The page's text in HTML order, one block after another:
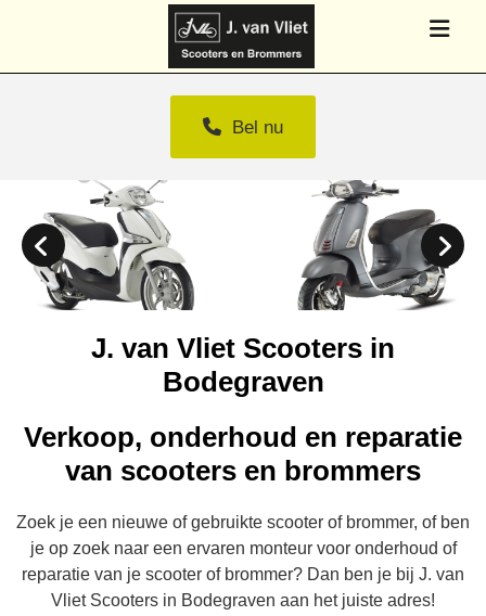
Bel nu
J. van Vliet Scooters in
Bodegraven
Verkoop, onderhoud en reparatie
van scooters en brommers
Zoek je een nieuwe of gebruikte scooter of brommer, of ben
je op zoek naar een ervaren monteur voor onderhoud of
reparatie van je scooter of brommer? Dan ben je bij J. van
Vliet Scooters in Bodegraven aan het juiste adres!